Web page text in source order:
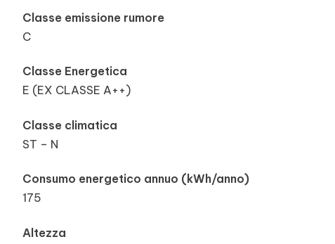
Classe emissione rumore
C
Classe Energetica
E (EX CLASSE A++)
Classe climatica
ST – N
Consumo energetico annuo (kWh/anno)
175
Altezza